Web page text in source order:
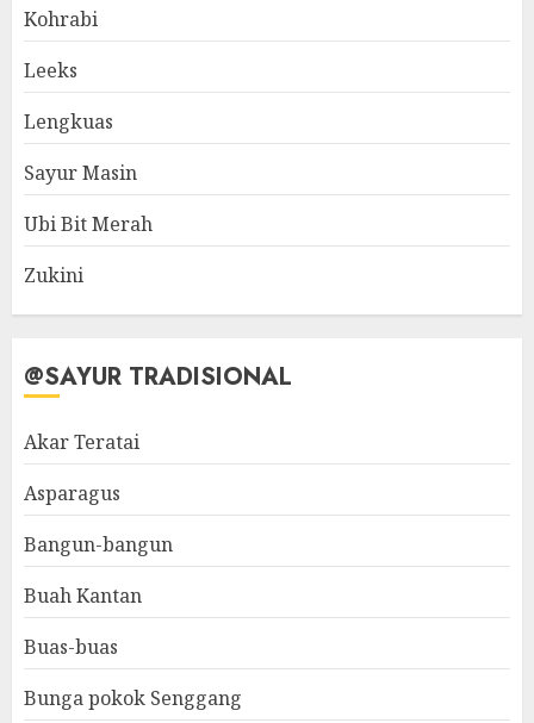
Kohrabi
Leeks
Lengkuas
Sayur Masin
Ubi Bit Merah
Zukini
@SAYUR TRADISIONAL
Akar Teratai
Asparagus
Bangun-bangun
Buah Kantan
Buas-buas
Bunga pokok Senggang